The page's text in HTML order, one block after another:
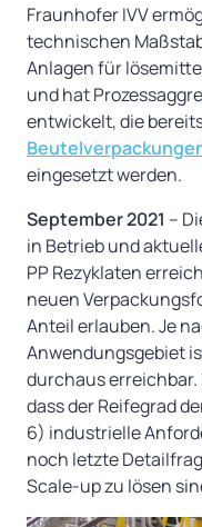
Fraunhofer IVV
technischen
Anlagen für
und hat
entwickelt, die
eingesetzt werden.
September 2021 –
in Betrieb und
PP Rezyklaten
neuen
Anteil erlauben. Je
Anwendungsgebiet
durchaus
dass der Reifegrad
6) industrielle
noch letzte
Scale-up zu lösen